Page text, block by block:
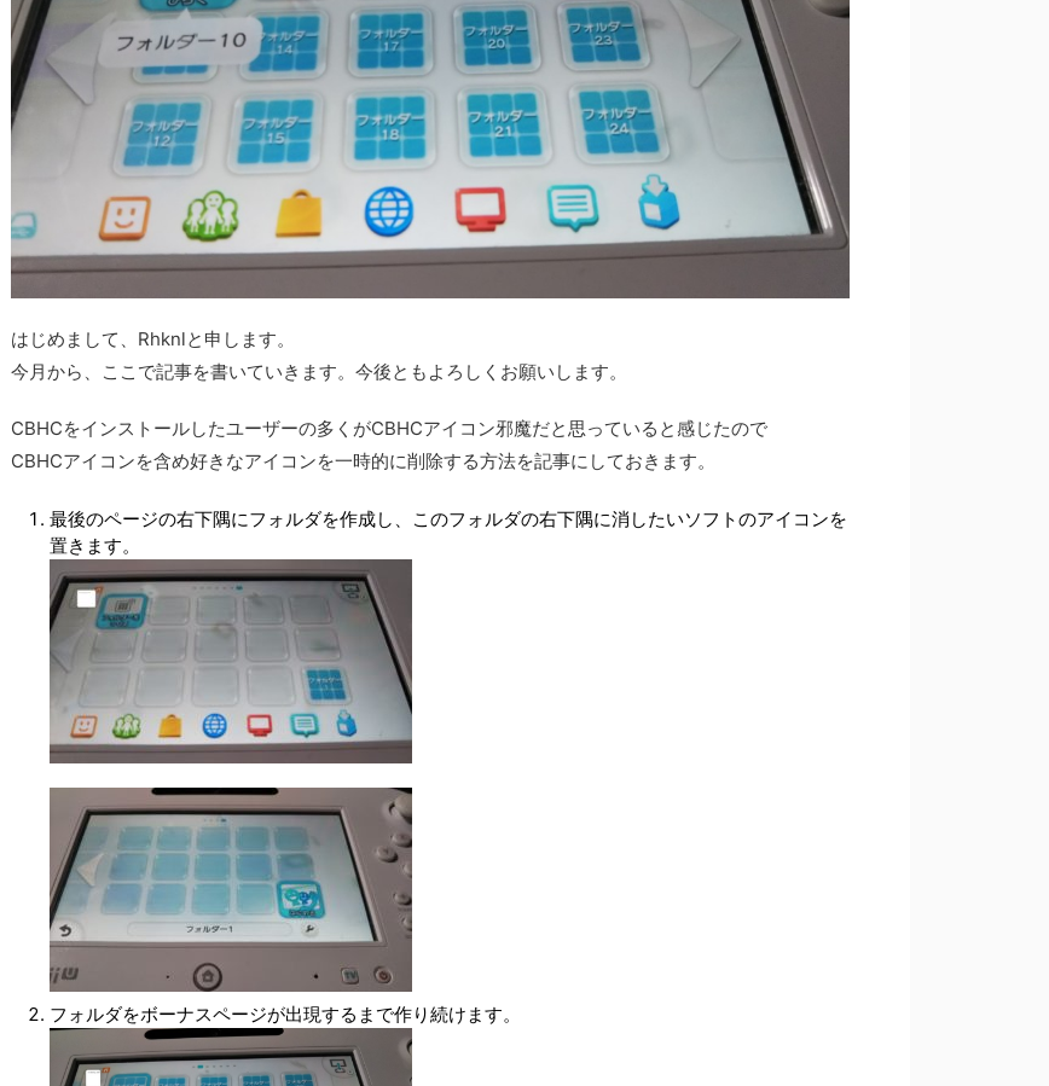
はじめまして、Rhknlと申します。
今月から、ここで記事を書いていきます。今後ともよろしくお願いします。
CBHCをインストールしたユーザーの多くがCBHCアイコン邪魔だと思っていると感じたので
CBHCアイコンを含め好きなアイコンを一時的に削除する方法を記事にしておきます。
最後のページの右下隅にフォルダを作成し、このフォルダの右下隅に消したいソフトのアイコンを
置きます。
フォルダをボーナスページが出現するまで作り続けます。